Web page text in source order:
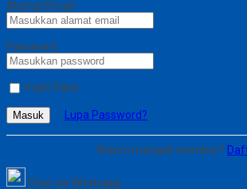
Alamat Email
Password
Ingat Saya
Masuk Lupa Password?
Belum menjadi member?
Chat via Whatsapp